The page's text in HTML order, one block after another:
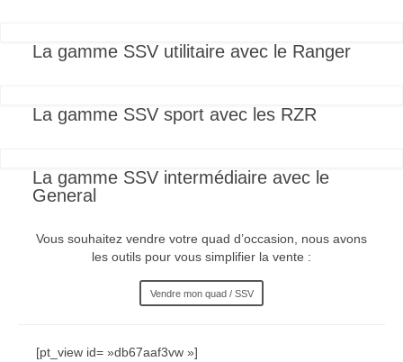
La gamme SSV utilitaire avec le Ranger
La gamme SSV sport avec les RZR
La gamme SSV intermédiaire avec le
General
Vous souhaitez vendre votre quad d’occasion, nous avons
les outils pour vous simplifier la vente :
Vendre mon quad / SSV
[pt_view id= »db67aaf3vw »]